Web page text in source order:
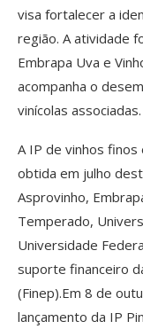
visa fortalecer a
região. A atividade
Embrapa Uva e
acompanha o
vinícolas associadas.
A IP de vinhos
obtida em julho
Asprovinho,
Temperado,
Universidade
suporte financeiro
(Finep).Em 8 de
lançamento da IP